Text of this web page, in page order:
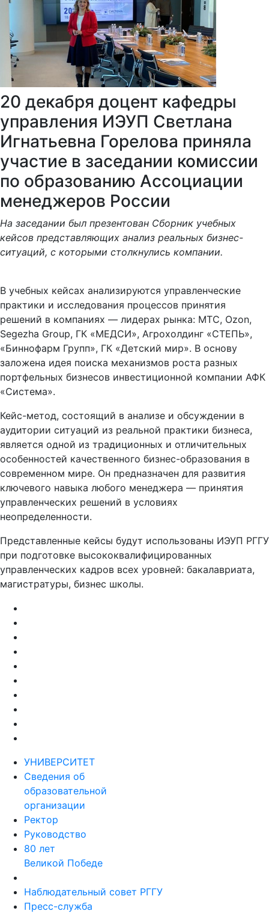
20 декабря доцент кафедры
управления ИЭУП Светлана
Игнатьевна Горелова приняла
участие в заседании комиссии
по образованию Ассоциации
менеджеров России
На заседании был презентован Сборник учебных
кейсов представляющих анализ реальных бизнес-
ситуаций, с которыми столкнулись компании.
В учебных кейсах анализируются управленческие
практики и исследования процессов принятия
решений в компаниях — лидерах рынка: МТС, Ozon,
Segezha Group, ГК «МЕДСИ», Агрохолдинг «СТЕПЬ»,
«Биннофарм Групп», ГК «Детский мир». В основу
заложена идея поиска механизмов роста разных
портфельных бизнесов инвестиционной компании АФК
«Система».
Кейс-метод, состоящий в анализе и обсуждении в
аудитории ситуаций из реальной практики бизнеса,
является одной из традиционных и отличительных
особенностей качественного бизнес-образования в
современном мире. Он предназначен для развития
ключевого навыка любого менеджера — принятия
управленческих решений в условиях
неопределенности.
Представленные кейсы будут использованы ИЭУП РГГУ
при подготовке высококвалифицированных
управленческих кадров всех уровней: бакалавриата,
магистратуры, бизнес школы.
УНИВЕРСИТЕТ
Сведения об
образовательной
организации
Ректор
Руководство
80 лет
Великой Победе
Наблюдательный совет РГГУ
Пресс-служба